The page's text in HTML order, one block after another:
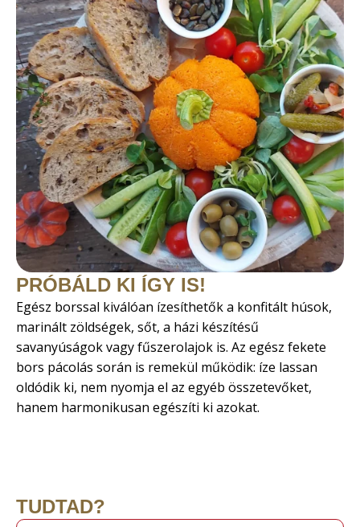
PRÓBÁLD KI ÍGY IS!
Egész borssal kiválóan ízesíthetők a konfitált húsok,
marinált zöldségek, sőt, a házi készítésű
savanyúságok vagy fűszerolajok is. Az egész fekete
bors pácolás során is remekül működik: íze lassan
oldódik ki, nem nyomja el az egyéb összetevőket,
hanem harmonikusan egészíti ki azokat.
TUDTAD?